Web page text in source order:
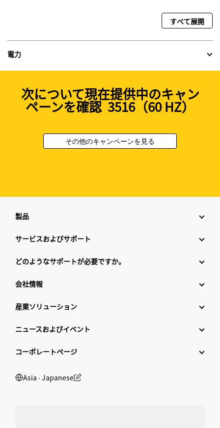
すべて展開
電力
次について現在提供中のキャン
ペーンを確認 3516（60 HZ）
その他のキャンペーンを見る
製品
サービスおよびサポート
どのようなサポートが必要ですか。
会社情報
産業ソリューション
ニュースおよびイベント
コーポレートページ
Asia ‧ Japanese